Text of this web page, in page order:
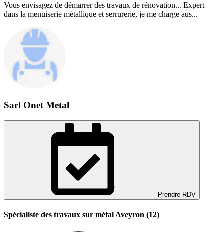
Vous envisagez de démarrer des travaux de rénovation... Expert
dans la menuiserie métallique et serrurerie, je me charge aus...
Sarl Onet Metal
Prendre RDV
Spécialiste des travaux sur métal Aveyron (12)